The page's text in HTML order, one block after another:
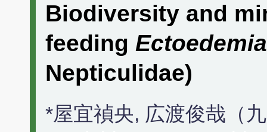
Biodiversity and
feeding Ectoedemia
Nepticulidae)
*屋宜禎央, 広渡俊哉（